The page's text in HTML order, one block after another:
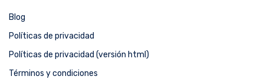
Blog
Políticas de privacidad
Políticas de privacidad (versión html)
Términos y condiciones